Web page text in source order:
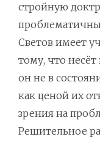
стройную
Светов имеет
тому, что
он не в
как ценой их
зрения на
Решительное